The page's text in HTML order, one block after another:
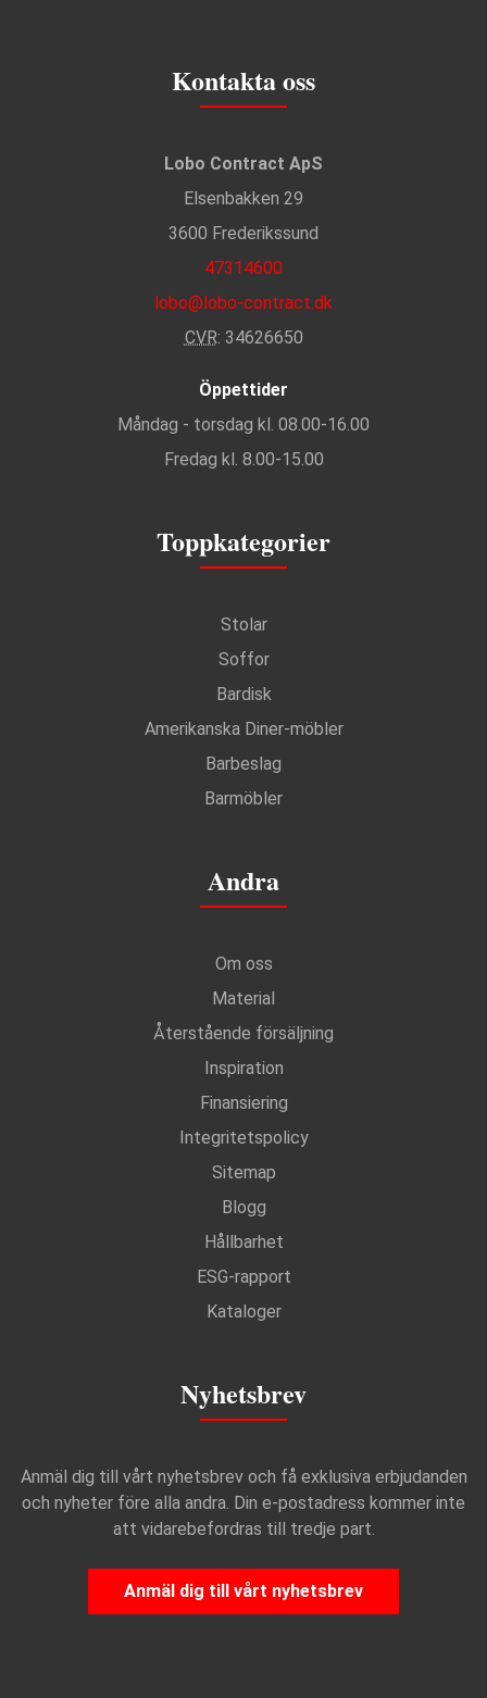
Kontakta oss
Lobo Contract ApS
Elsenbakken 29
3600 Frederikssund
47314600
lobo@lobo-contract.dk
CVR: 34626650
Öppettider
Måndag - torsdag kl. 08.00-16.00
Fredag kl. 8.00-15.00
Toppkategorier
Stolar
Soffor
Bardisk
Amerikanska Diner-möbler
Barbeslag
Barmöbler
Andra
Om oss
Material
Återstående försäljning
Inspiration
Finansiering
Integritetspolicy
Sitemap
Blogg
Hållbarhet
ESG-rapport
Kataloger
Nyhetsbrev
Anmäl dig till vårt nyhetsbrev och få exklusiva erbjudanden
och nyheter före alla andra. Din e-postadress kommer inte
att vidarebefordras till tredje part.
Anmäl dig till vårt nyhetsbrev